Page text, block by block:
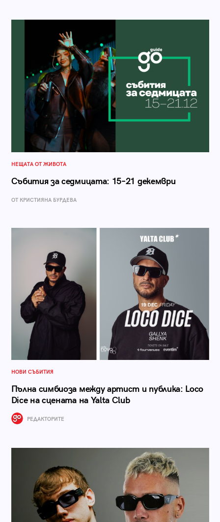
НЕЩАТА ОТ ЖИВОТА
Събития за седмицата: 15–21 декември
ОТ КРИСТИЯНА БУРДЕВА
НОВИ СЪБИТИЯ
Пълна симбиоза между артист и публика: Loco
Dice на сцената на Yalta Club
РЕДАКТОРИТЕ